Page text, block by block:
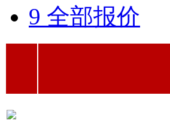
9 全部报价
成功